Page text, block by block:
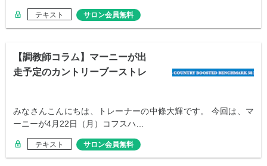
テキスト サロン会員無料
【調教師コラム】マーニーが出
走予定のカントリーブーストレ
みなさんこんにちは、トレーナーの中條大輝です。 今回は、マ
ーニーが4月22日（月）コフスハ…
テキスト サロン会員無料